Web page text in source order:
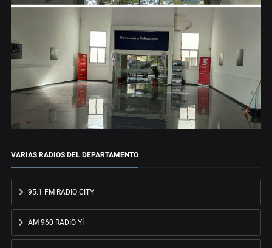
VARIAS RADIOS DEL DEPARTAMENTO
95.1 FM RADIO CITY
AM 960 RADIO YÍ